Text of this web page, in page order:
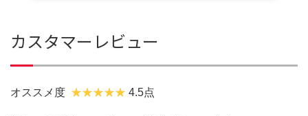
カスタマーレビュー
オススメ度 4.5点